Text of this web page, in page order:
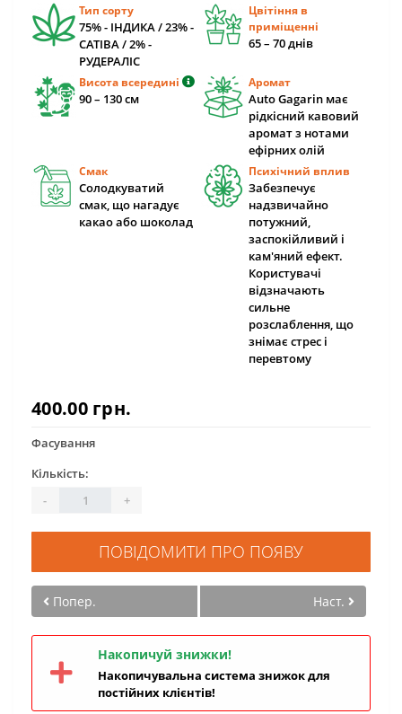
Тип сорту
75% - ІНДИКА / 23% -
САТІВА / 2% -
РУДЕРАЛІС
Цвітіння в
приміщенні
65 – 70 днів
Висота всередині
90 – 130 cм
Аромат
Auto Gagarin має
рідкісний кавовий
аромат з нотами
ефірних олій
Смак
Солодкуватий
смак, що нагадує
какао або шоколад
Психічний вплив
Забезпечує
надзвичайно
потужний,
заспокійливий і
кам'яний ефект.
Користувачі
відзначають
сильне
розслаблення, що
знімає стрес і
перевтому
400.00 грн.
Фасування
Кількість:
-
+
ПОВІДОМИТИ ПРО ПОЯВУ
Попер. Наст.
Накопичуй знижки!
Накопичувальна система знижок для
постійних клієнтів!